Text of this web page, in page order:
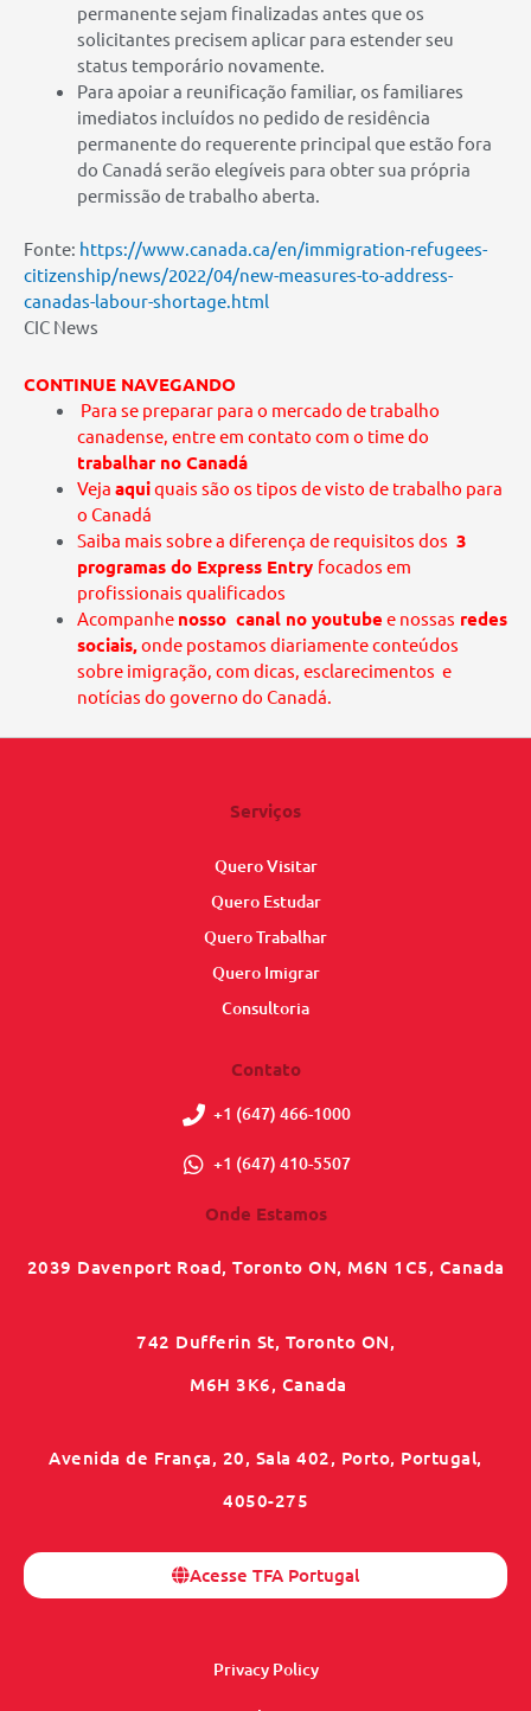
permanente sejam finalizadas antes que os
solicitantes precisem aplicar para estender seu
status temporário novamente.
Para apoiar a reunificação familiar, os familiares
imediatos incluídos no pedido de residência
permanente do requerente principal que estão fora
do Canadá serão elegíveis para obter sua própria
permissão de trabalho aberta.
Fonte: https://www.canada.ca/en/immigration-refugees-
citizenship/news/2022/04/new-measures-to-address-
canadas-labour-shortage.html
CIC News
CONTINUE NAVEGANDO
Para se preparar para o mercado de trabalho
canadense, entre em contato com o time do
trabalhar no Canadá
Veja aquiquais são os tipos de visto de trabalho para
o Canadá
Saiba mais sobre a diferença de requisitos dos 3
programas do Express Entry focados em
profissionais qualificados
Acompanhe nosso canal no youtube e nossas redes
sociais,onde postamos diariamente conteúdos
sobre imigração, com dicas, esclarecimentos e
notícias do governo do Canadá.
Serviços
Quero Visitar
Quero Estudar
Quero Trabalhar
Quero Imigrar
Consultoria
Contato
+1 (647) 466-1000
+1 (647) 410-5507
Onde Estamos
2039 Davenport Road, Toronto ON, M6N 1C5, Canada
742 Dufferin St, Toronto ON,
M6H 3K6, Canada
Avenida de França, 20, Sala 402, Porto, Portugal,
4050-275
Acesse TFA Portugal
Privacy Policy